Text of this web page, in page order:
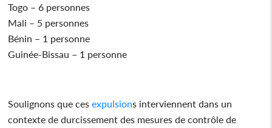
Togo – 6 personnes
Mali – 5 personnes
Bénin – 1 personne
Guinée-Bissau – 1 personne
Soulignons que ces expulsions interviennent dans un
contexte de durcissement des mesures de contrôle de